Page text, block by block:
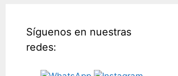
Síguenos en nuestras
redes: